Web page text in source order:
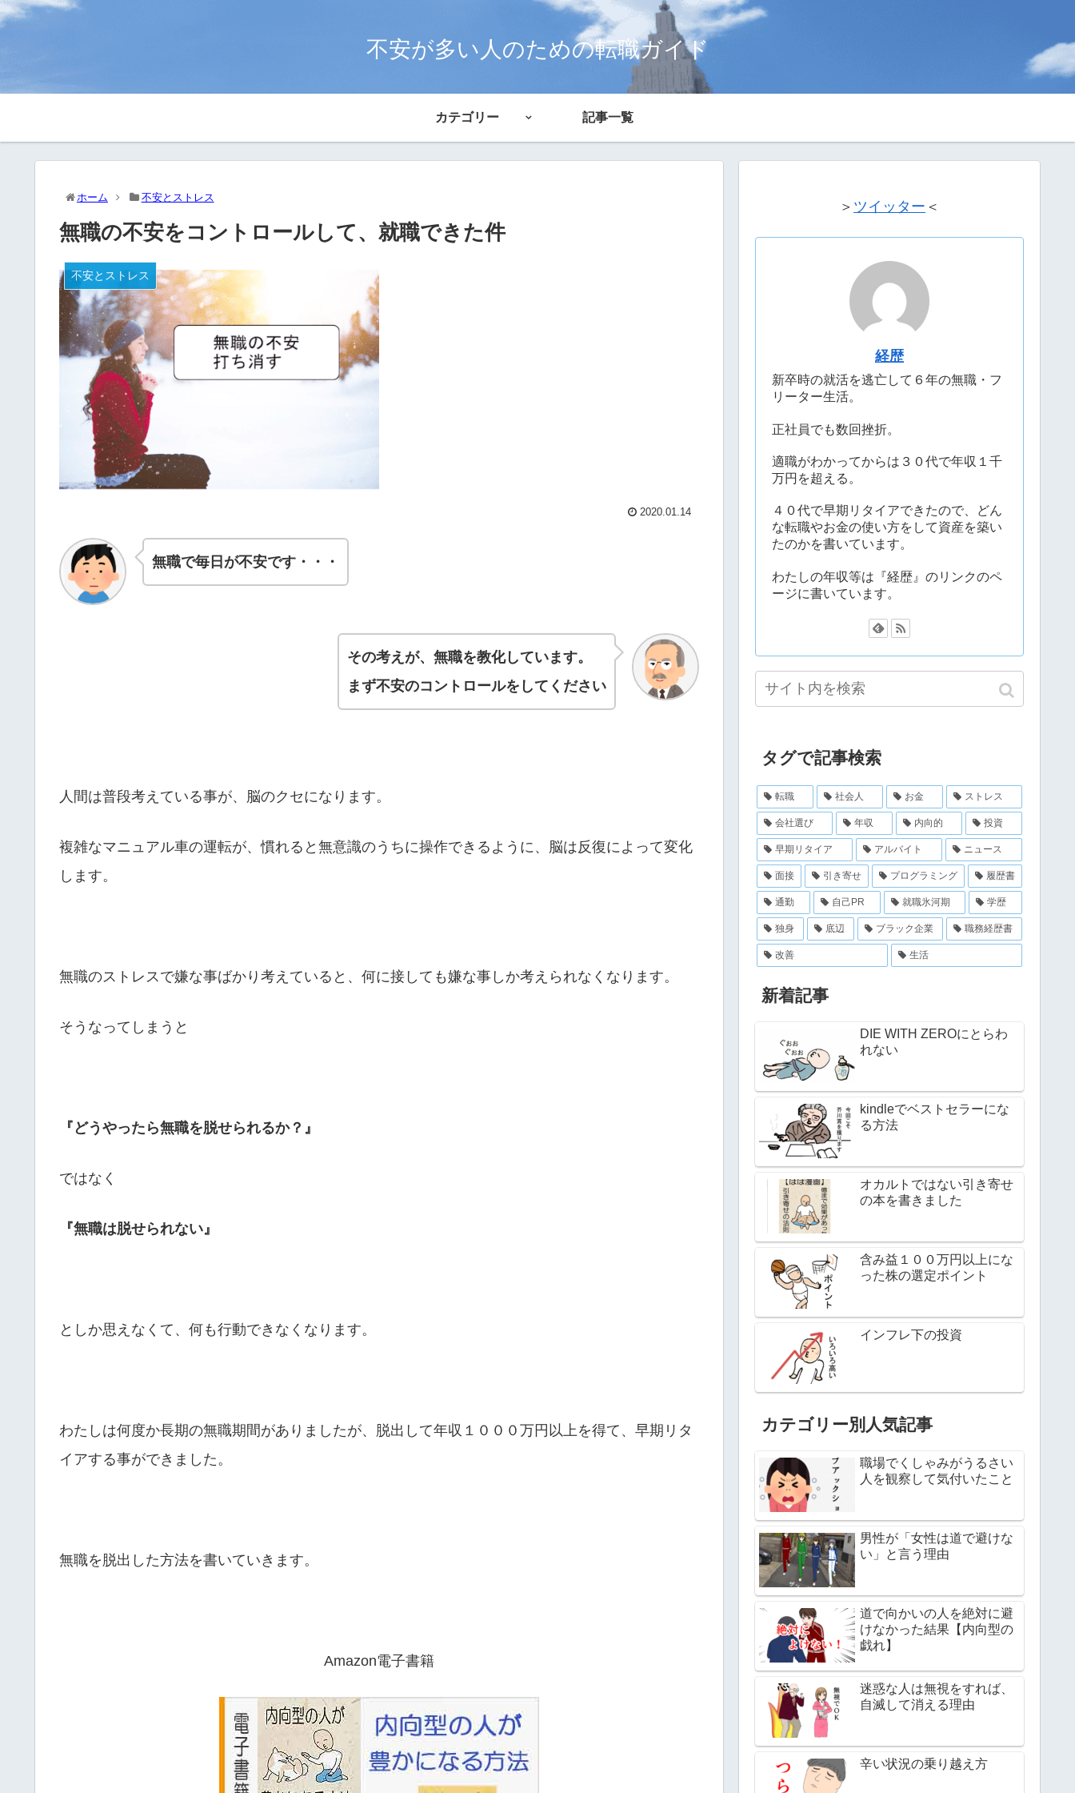
不安が多い人のための転職ガイド
カテゴリー 記事一覧
ホーム 不安とストレス
無職の不安をコントロールして、就職できた件
不安とストレス
2020.01.14
無職で毎日が不安です・・・
その考えが、無職を教化しています。
まず不安のコントロールをしてください
人間は普段考えている事が、脳のクセになります。
複雑なマニュアル車の運転が、慣れると無意識のうちに操作できるように、脳は反復によって変化
します。
無職のストレスで嫌な事ばかり考えていると、何に接しても嫌な事しか考えられなくなります。
そうなってしまうと
『どうやったら無職を脱せられるか？』
ではなく
『無職は脱せられない』
としか思えなくて、何も行動できなくなります。
わたしは何度か長期の無職期間がありましたが、脱出して年収１０００万円以上を得て、早期リタ
イアする事ができました。
無職を脱出した方法を書いていきます。
Amazon電子書籍
＞ ツイッター ＜
経歴
新卒時の就活を逃亡して６年の無職・フ
リーター生活。
正社員でも数回挫折。
適職がわかってからは３０代で年収１千
万円を超える。
４０代で早期リタイアできたので、どん
な転職やお金の使い方をして資産を築い
たのかを書いています。
わたしの年収等は『経歴』のリンクのペ
ージに書いています。
タグで記事検索
転職 社会人 お金 ストレス
会社選び 年収 内向的 投資
早期リタイア アルバイト ニュース
面接 引き寄せ プログラミング 履歴書
通勤 自己PR 就職氷河期 学歴
独身 底辺 ブラック企業 職務経歴書
改善 生活
新着記事
DIE WITH ZEROにとらわ
れない
kindleでベストセラーにな
る方法
オカルトではない引き寄せ
の本を書きました
含み益１００万円以上にな
った株の選定ポイント
インフレ下の投資
カテゴリー別人気記事
職場でくしゃみがうるさい
人を観察して気付いたこと
男性が「女性は道で避けな
い」と言う理由
道で向かいの人を絶対に避
けなかった結果【内向型の
戯れ】
迷惑な人は無視をすれば、
自滅して消える理由
辛い状況の乗り越え方